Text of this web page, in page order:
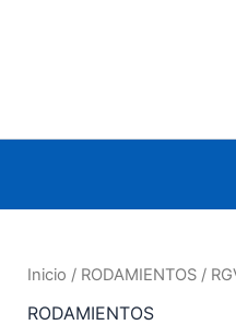
Inicio / RODAMIENTOS /
RODAMIENTOS